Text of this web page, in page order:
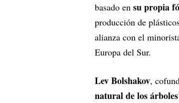
basado en su propia
producción de
alianza con el
Europa del Sur.
Lev Bolshakov,
natural de los